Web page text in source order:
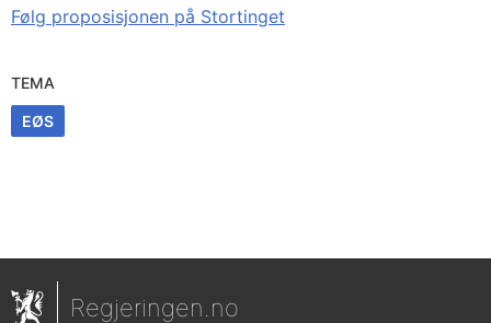
Følg proposisjonen på Stortinget
TEMA
EØS
Regjeringen.no